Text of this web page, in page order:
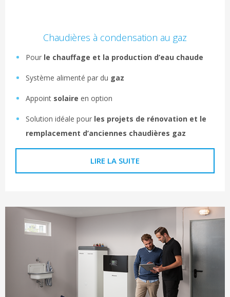
Chaudières à condensation au gaz
Pour le chauffage et la production d’eau chaude
Système alimenté par du gaz
Appoint solaire en option
Solution idéale pour les projets de rénovation et le
remplacement d’anciennes chaudières gaz
LIRE LA SUITE